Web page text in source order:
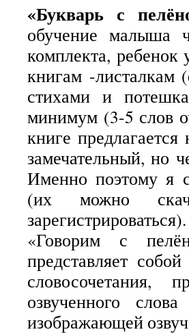
«Букварь с
обучение малыша
комплекта, ребенок
книгам -листалкам
стихами и
минимум (3-5 слов
книге
замечательный, но
Именно поэтому я
(их можно
«Говорим с
представляет
словосочетания,
озвученного
изображающей